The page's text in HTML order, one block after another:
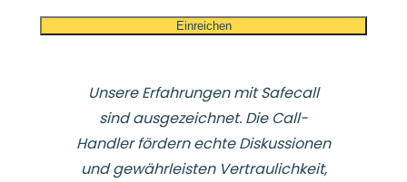
Unsere Erfahrungen mit Safecall
sind ausgezeichnet. Die Call-
Handler fördern echte Diskussionen
und gewährleisten Vertraulichkeit,